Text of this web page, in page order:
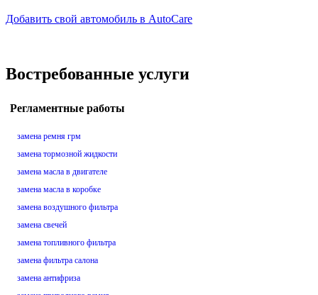
Добавить свой автомобиль в AutoCare
Востребованные услуги
Регламентные работы
замена ремня грм
замена тормозной жидкости
замена масла в двигателе
замена масла в коробке
замена воздушного фильтра
замена свечей
замена топливного фильтра
замена фильтра салона
замена антифриза